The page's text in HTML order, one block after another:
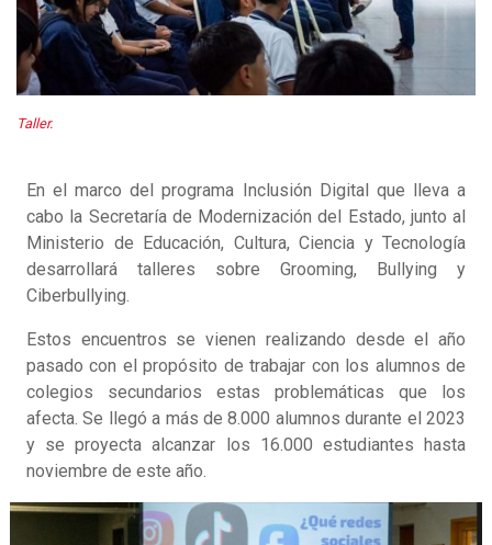
Taller.
En el marco del programa Inclusión Digital que lleva a
cabo la Secretaría de Modernización del Estado, junto al
Ministerio de Educación, Cultura, Ciencia y Tecnología
desarrollará talleres sobre Grooming, Bullying y
Ciberbullying.
Estos encuentros se vienen realizando desde el año
pasado con el propósito de trabajar con los alumnos de
colegios secundarios estas problemáticas que los
afecta. Se llegó a más de 8.000 alumnos durante el 2023
y se proyecta alcanzar los 16.000 estudiantes hasta
noviembre de este año.